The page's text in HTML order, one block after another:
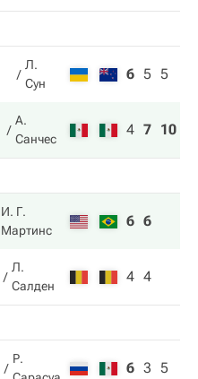
Л.
Сун
6 5 5
А.
Санчес
4 7 10
И. Г.
Мартинс
6 6
Л.
Салден
4 4
Р.
6 3 5